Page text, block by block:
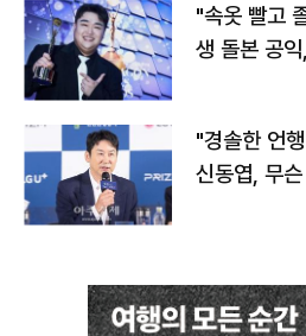
"속옷 빨고
생 돌본 공
"경솔한 언
신동엽, 무